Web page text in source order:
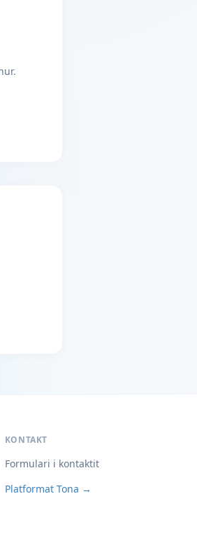
KONTAKT
Formulari i kontaktit
Platformat Tona →